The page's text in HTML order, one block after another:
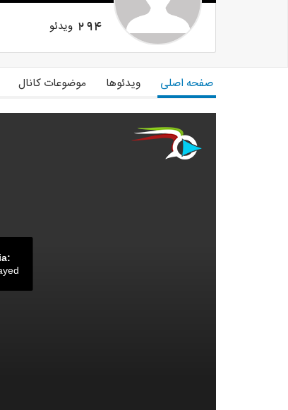
294 ویدئو
صفحه اصلی ویدئوها موضوعات کانال